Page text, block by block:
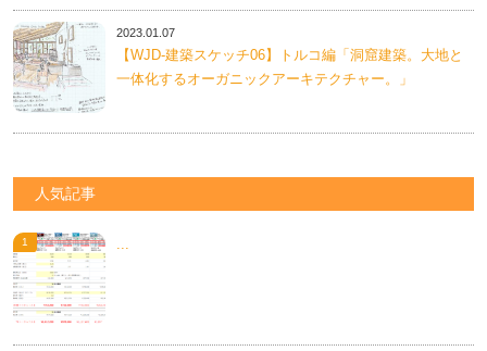
2023.01.07
【WJD-建築スケッチ06】トルコ編「洞窟建築。大地と
一体化するオーガニックアーキテクチャー。」
人気記事
...